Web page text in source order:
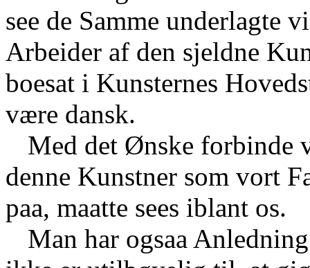
see de Samme underlagte
Arbeider af den sjeldne
boesat i Kunsternes
være dansk.
Med det Ønske forbinde
denne Kunstner som vort
paa, maatte sees iblant os.
Man har ogsaa